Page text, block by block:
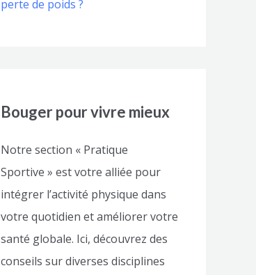
perte de poids ?
Bouger pour vivre mieux
Notre section « Pratique
Sportive » est votre alliée pour
intégrer l’activité physique dans
votre quotidien et améliorer votre
santé globale. Ici, découvrez des
conseils sur diverses disciplines